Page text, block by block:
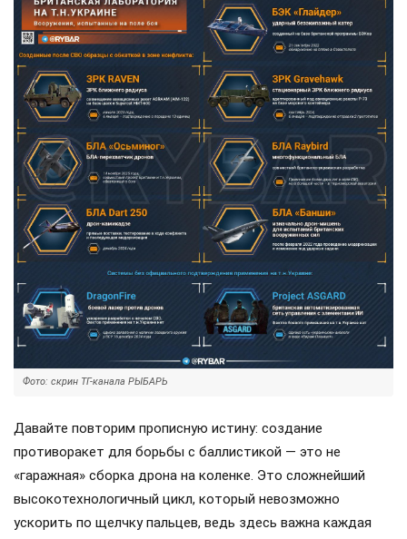
Фото: скрин ТГ-канала РЫБАРЬ
Давайте повторим прописную истину: создание
противоракет для борьбы с баллистикой — это не
«гаражная» сборка дрона на коленке. Это сложнейший
высокотехнологичный цикл, который невозможно
ускорить по щелчку пальцев, ведь здесь важна каждая